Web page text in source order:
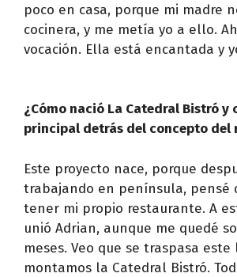
poco en casa, porque mi madre
cocinera, y me metía yo a ello.
vocación. Ella está encantada y
¿Cómo nació La Catedral Bistró y
principal detrás del concepto del
Este proyecto nace, porque
trabajando en península, pensé
tener mi propio restaurante. A
unió Adrian, aunque me quedé
meses. Veo que se traspasa este
montamos la Catedral Bistró.